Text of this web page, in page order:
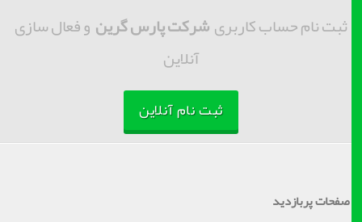
ثبت نام حساب کاربریشرکت پارس گرینو فعال سازی
آنلاین
ثبت نام آنلاین
صفحات پربازدید